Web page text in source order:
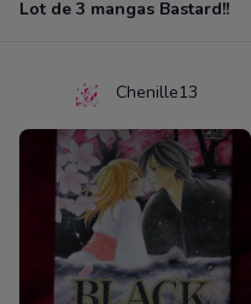
Lot de 3 mangas Bastard!!
Chenille13